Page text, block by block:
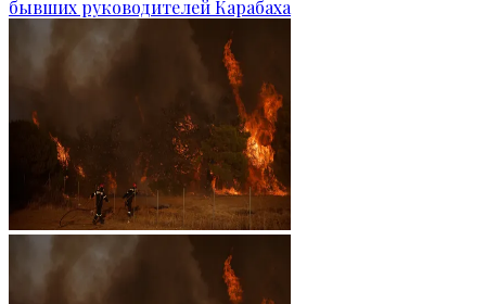
бывших руководителей Карабаха